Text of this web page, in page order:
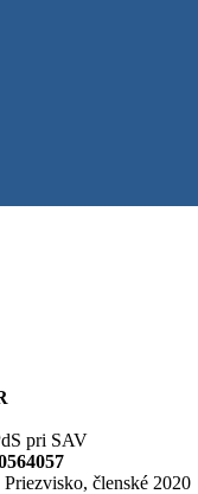
pri SAV
členské 2020